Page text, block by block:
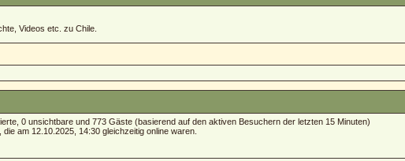
Videos etc. zu Chile.
0 unsichtbare und 773 Gäste (basierend auf den aktiven Besuchern der letzten 15 Minuten)
am 12.10.2025, 14:30 gleichzeitig online waren.